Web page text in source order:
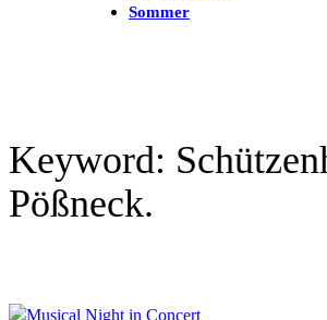
Sommer
Keyword:
Pößneck.